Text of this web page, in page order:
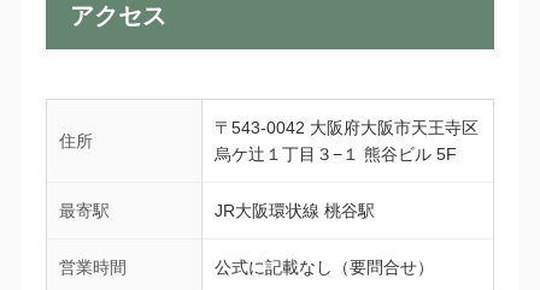
アクセス
住所
〒543-0042 大阪府大阪市天王寺区
烏ケ辻１丁目３−１ 熊谷ビル 5F
最寄駅 JR大阪環状線 桃谷駅
営業時間 公式に記載なし（要問合せ）